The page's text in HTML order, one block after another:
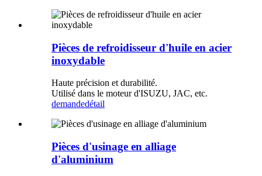
Pièces de refroidisseur d'huile en acier
inoxydable
Haute précision et durabilité.
Utilisé dans le moteur d'ISUZU, JAC, etc.
demandedétail
Pièces d'usinage en alliage
d'aluminium